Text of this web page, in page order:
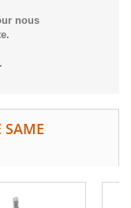
nous
SAME